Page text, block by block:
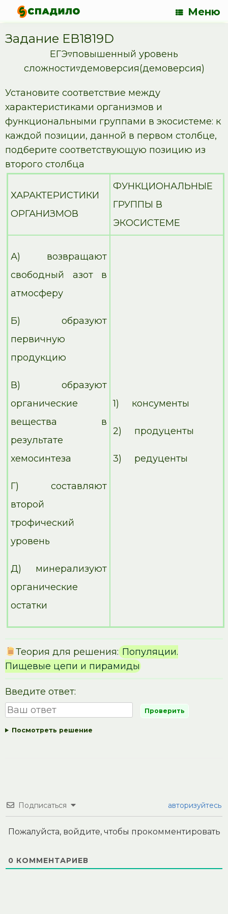
Меню
Задание EB1819D
ЕГЭ▿повышенный уровень
сложности▿демоверсия(демоверсия)
Установите соответствие между
характеристиками организмов и
функциональными группами в экосистеме: к
каждой позиции, данной в первом столбце,
подберите соответствующую позицию из
второго столбца
ХАРАКТЕРИСТИКИ
ОРГАНИЗМОВ
ФУНКЦИОНАЛЬНЫЕ
ГРУППЫ В
ЭКОСИСТЕМЕ
А) возвращают
свободный азот в
атмосферу
Б) образуют
первичную
продукцию
В) образуют
органические
вещества в
результате
хемосинтеза
Г) составляют
второй
трофический
уровень
Д) минерализуют
органические
остатки
1) консументы
2) продуценты
3) редуценты
Теория для решения:Популяции.
Пищевые цепи и пирамиды
Введите ответ:
Посмотреть решение
Подписаться авторизуйтесь
Пожалуйста, войдите, чтобы прокомментировать
0 КОММЕНТАРИЕВ